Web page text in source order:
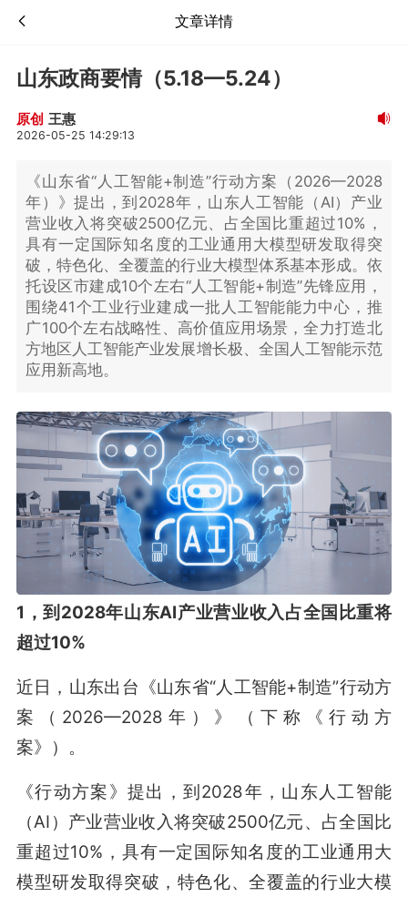
文章详情
山东政商要情（5.18—5.24）
原创 王惠
2026-05-25 14:29:13
《山东省“人工智能+制造”行动方案（2026—2028
年）》提出，到2028年，山东人工智能（AI）产业
营业收入将突破2500亿元、占全国比重超过10%，
具有一定国际知名度的工业通用大模型研发取得突
破，特色化、全覆盖的行业大模型体系基本形成。依
托设区市建成10个左右“人工智能+制造”先锋应用，
围绕41个工业行业建成一批人工智能能力中心，推
广100个左右战略性、高价值应用场景，全力打造北
方地区人工智能产业发展增长极、全国人工智能示范
应用新高地。
1，到2028年山东AI产业营业收入占全国比重将
超过10%
近日，山东出台《山东省“人工智能+制造”行动方
案（2026—2028年）》（下称《行动方
案》）。
《行动方案》提出，到2028年，山东人工智能
（AI）产业营业收入将突破2500亿元、占全国比
重超过10%，具有一定国际知名度的工业通用大
模型研发取得突破，特色化、全覆盖的行业大模